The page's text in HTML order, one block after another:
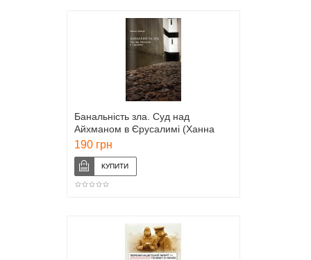
Банальність зла. Суд над
Айхманом в Єрусалимі (Ханна
Арендт)
190 грн